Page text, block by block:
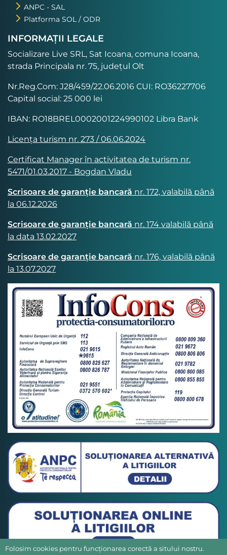
ANPC - SAL
Platforma SOL / ODR
INFORMAȚII LEGALE
Socializare Live SRL, Sat Icoana, comuna Icoana,
strada Principala nr. 75, județul Olt
Nr.Reg.Com: J28/459/22.06.2016 CUI: RO36227706
Capital social: 25 000 lei
IBAN: RO18BREL0002001224990102 Libra Bank
Licența turism nr. 273 / 06.06.2024
Certificat Manager în activitatea de turism nr.
5471/01.03.2017 - Bogdan Vladu
Scrisoare de garanție bancară nr. 172, valabilă până
la 06.12.2026
Scrisoare de garanție bancară nr. 174 valabilă până
la data 13.02.2027
Scrisoare de garanție bancară nr. 176, valabilă până
la 13.07.2027
Folosim cookies pentru funcționarea corectă a sitului nostru.